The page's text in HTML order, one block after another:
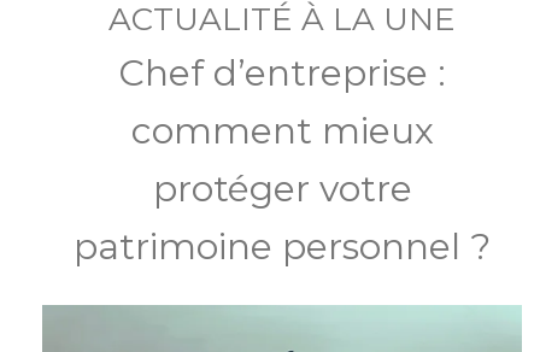
ACTUALITÉ À LA UNE
Chef d’entreprise :
comment mieux
protéger votre
patrimoine personnel ?